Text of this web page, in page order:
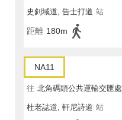
史釗域道, 告士打道 站
距離 180m
NA11
往 北角碼頭公共運輸交匯處
杜老誌道, 軒尼詩道 站